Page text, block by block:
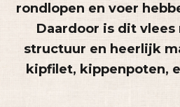
rondlopen en voer
Daardoor is dit vlees
structuur en heerlijk
kipfilet, kippenpoten,